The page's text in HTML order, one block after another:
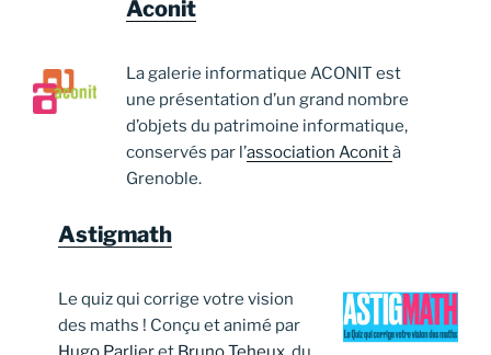
Aconit
La galerie informatique ACONIT est
une présentation d’un grand nombre
d’objets du patrimoine informatique,
conservés par l’association Aconità
Grenoble.
Astigmath
Le quiz qui corrige votre vision
des maths ! Conçu et animé par